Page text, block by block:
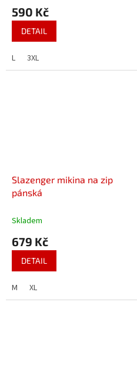
590 Kč
DETAIL
L 3XL
Slazenger mikina na zip
pánská
Skladem
679 Kč
DETAIL
M XL